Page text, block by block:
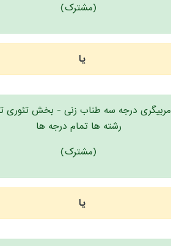
(مشترک)
یا
مربیگری درجه سه طناب زنی - بخش تئوری
رشته ها تمام درجه ها
(مشترک)
یا